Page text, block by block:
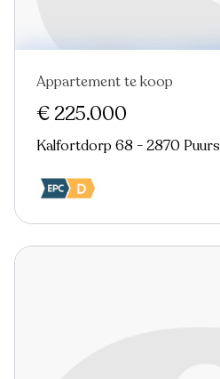
Appartement te koop
€ 225.000
Kalfortdorp 68 - 2870 Puurs